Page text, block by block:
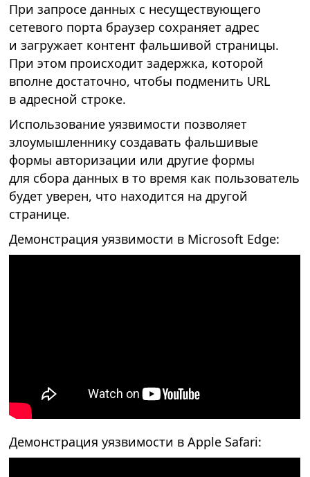
При запросе данных с несуществующего
сетевого порта браузер сохраняет адрес
и загружает контент фальшивой страницы.
При этом происходит задержка, которой
вполне достаточно, чтобы подменить URL
в адресной строке.
Использование уязвимости позволяет
злоумышленнику создавать фальшивые
формы авторизации или другие формы
для сбора данных в то время как пользователь
будет уверен, что находится на другой
странице.
Демонстрация уязвимости в Microsoft Edge:
Демонстрация уязвимости в Apple Safari: